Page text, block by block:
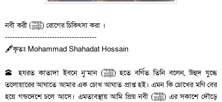
নবী করী (ﷺ) রোগের চিকিৎসা করা ।
-------------------------------------
🖋কৃতঃ Mohammad Shahadat Hossain
🕋 হযরত কাতাদা ইবনে নু‘মান (ﷺ) হতে বর্ণিত তিনি বলেন, উহুদ যুদ্ধে
তলোয়ারের আঘাতে আমার এক চোখ আঘাত প্রাপ্ত হই। এমন কি চোখের মণি বের
হয়ে গন্ডদেশে চলে আসে। এমতাবস্থায় আমি প্রিয় নবী (ﷺ) এর সকাশে দৌড়ে